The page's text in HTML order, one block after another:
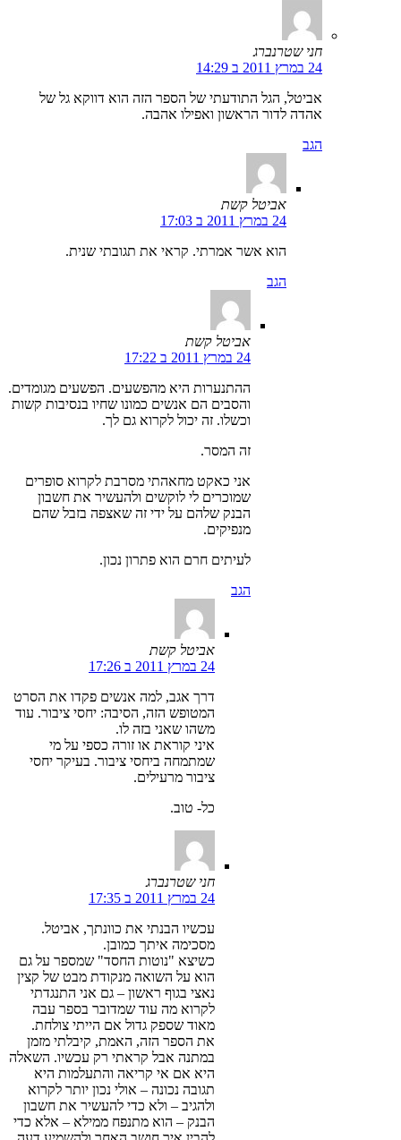
חני שטרנברג
24 במרץ 2011 ב 14:29
אביטל, הגל התודעתי של הספר הזה הוא דווקא גל של
אהדה לדור הראשון ואפילו אהבה.
הגב
אביטל קשת
24 במרץ 2011 ב 17:03
הוא אשר אמרתי. קראי את תגובתי שנית.
הגב
אביטל קשת
24 במרץ 2011 ב 17:22
ההתנערות היא מהפשעים. הפשעים מגומדים.
והסבים הם אנשים כמונו שחיו בנסיבות קשות
וכשלו. זה יכול לקרוא גם לך.
זה המסר.
אני כאקט מחאהתי מסרבת לקרוא סופרים
שמוכרים לי לוקשים ולהעשיר את חשבון
הבנק שלהם על ידי זה שאצפה בזבל שהם
מנפיקים.
לעיתים חרם הוא פתרון נכון.
הגב
אביטל קשת
24 במרץ 2011 ב 17:26
דרך אגב, למה אנשים פקדו את הסרט
המטופש הזה, הסיבה: יחסי ציבור. עוד
משהו שאני בזה לו.
איני קוראת או זורה כספי על מי
שמתמחה ביחסי ציבור. בעיקר יחסי
ציבור מרעילים.
כל- טוב.
חני שטרנברג
24 במרץ 2011 ב 17:35
עכשיו הבנתי את כוונתך, אביטל.
מסכימה איתך כמובן.
כשיצא "נוטות החסד" שמספר על גם
הוא על השואה מנקודת מבט של קצין
נאצי בגוף ראשון – גם אני התנגדתי
לקרוא מה עוד שמדובר בספר עבה
מאוד שספק גדול אם הייתי צולחת.
את הספר הזה, האמת, קיבלתי מזמן
במתנה אבל קראתי רק עכשיו. השאלה
היא אם אי קריאה והתעלמות היא
תגובה נכונה – אולי נכון יותר לקרוא
ולהגיב – ולא כדי להעשיר את חשבון
הבנק – הוא מתנפח ממילא – אלא כדי